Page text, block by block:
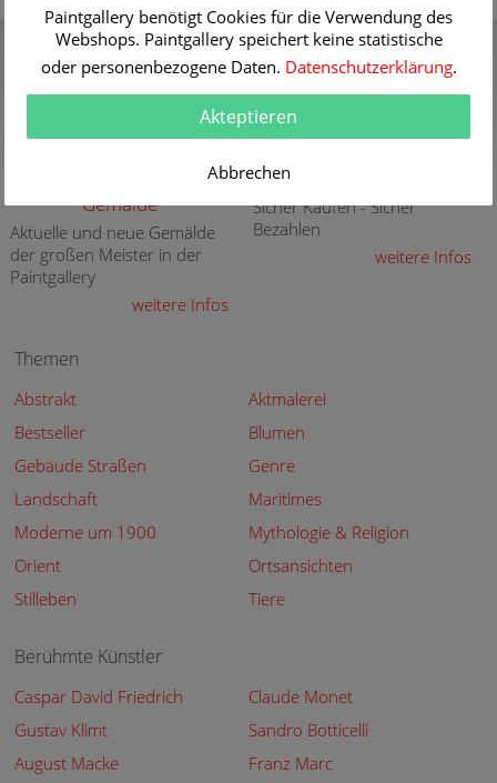
Gutschein
Verschenken Sie einen
weitere Infos
Qualität
30 Jahre Erfahrung mit
Reproduktionen
weitere Infos
Gemälde
Aktuelle und neue Gemälde
der großen Meister in der
Paintgallery
weitere Infos
Sicher Kaufen - Sicher
Bezahlen
weitere Infos
Themen
Abstrakt
Aktmalerei
Bestseller
Blumen
Gebäude Straßen
Genre
Landschaft
Maritimes
Moderne um 1900
Mythologie & Religion
Orient
Ortsansichten
Stilleben
Tiere
Berühmte Künstler
Caspar David Friedrich
Claude Monet
Gustav Klimt
Sandro Botticelli
August Macke
Franz Marc
Paintgallery benötigt Cookies für die Verwendung des
Webshops. Paintgallery speichert keine statistische
oder personenbezogene Daten. Datenschutzerklärung.
Akteptieren
Abbrechen